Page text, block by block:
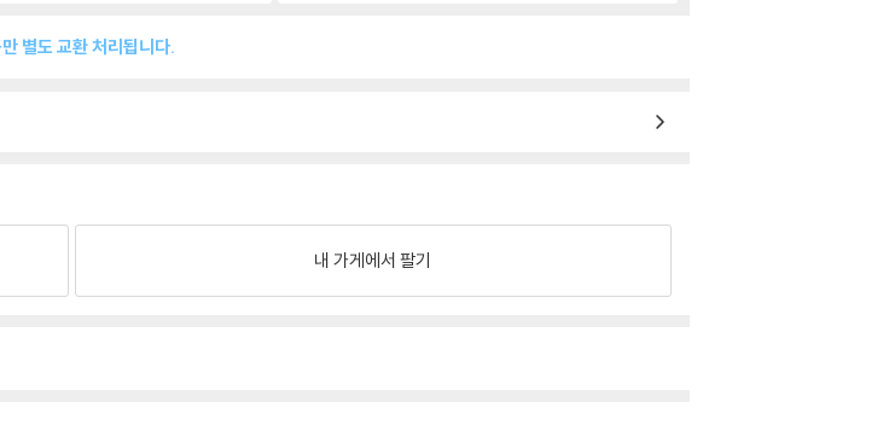
별도 교환 처리됩니다.
내 가게에서 팔기